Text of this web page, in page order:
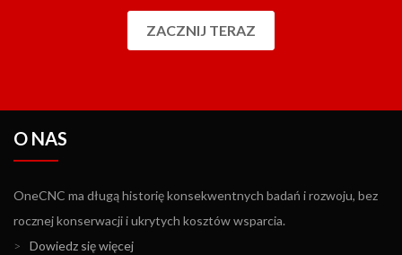
ZACZNIJ TERAZ
O NAS
OneCNC ma długą historię konsekwentnych badań i rozwoju, bez
rocznej konserwacji i ukrytych kosztów wsparcia.
>
Dowiedz się więcej